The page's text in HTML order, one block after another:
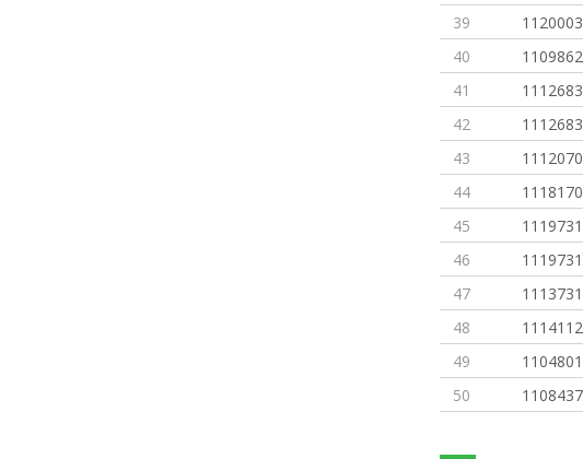
39
40
41
42
43
44
45
46
47
48
49
50